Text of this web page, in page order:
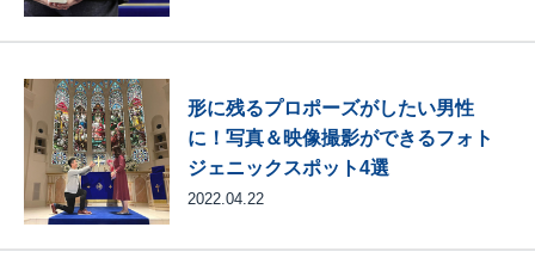
形に残るプロポーズがしたい男性
に！写真＆映像撮影ができるフォト
ジェニックスポット4選
2022.04.22